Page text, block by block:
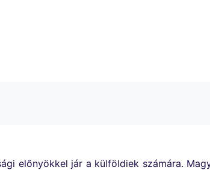
előnyökkel jár a külföldiek számára.